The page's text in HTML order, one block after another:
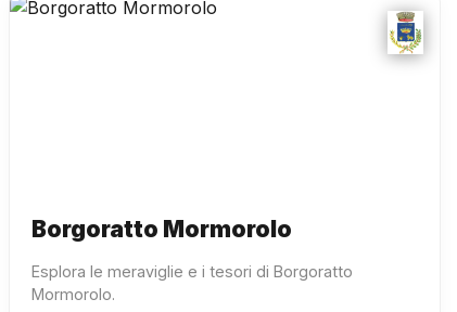
Borgoratto Mormorolo
Esplora le meraviglie e i tesori di Borgoratto
Mormorolo.